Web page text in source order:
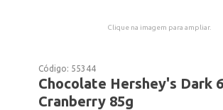
Clique na imagem para ampliar.
Código: 55344
Chocolate Hershey's Dark
Cranberry 85g